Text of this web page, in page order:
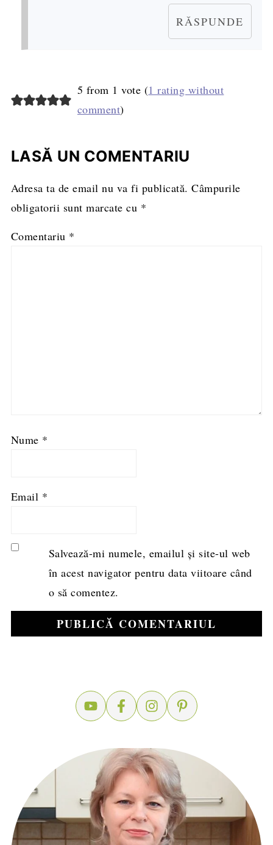
RĂSPUNDE
5 from 1 vote (1 rating without
comment)
LASĂ UN COMENTARIU
Adresa ta de email nu va fi publicată. Câmpurile
obligatorii sunt marcate cu *
Comentariu *
Nume *
Email *
Salvează-mi numele, emailul și site-ul web
în acest navigator pentru data viitoare când
o să comentez.